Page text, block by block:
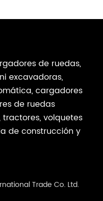
de ruedas,
excavadoras,
cargadores
de ruedas
volquetes
de construcción y
Trade Co. Ltd.